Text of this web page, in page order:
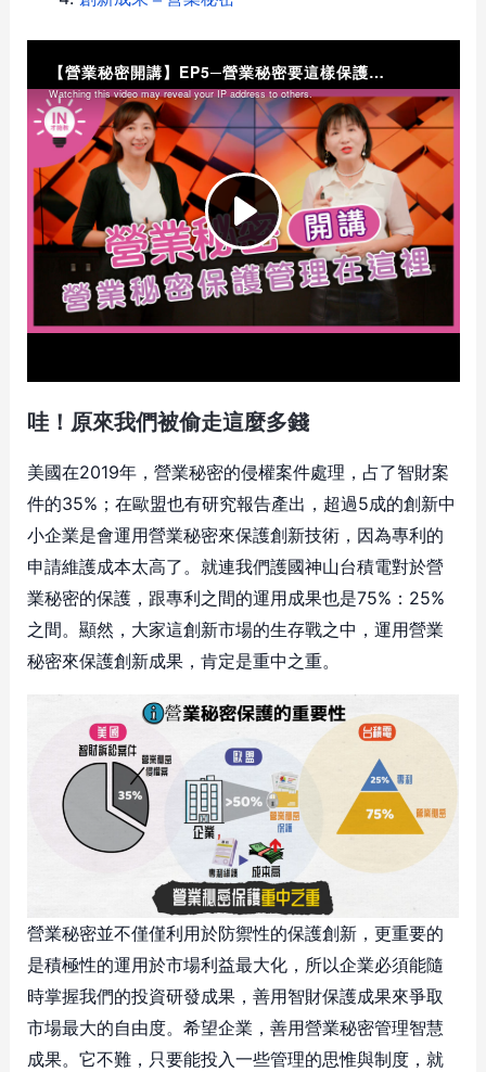
哇！原來我們被偷走這麼多錢
美國在2019年，營業秘密的侵權案件處理，占了智財案
件的35%；在歐盟也有研究報告產出，超過5成的創新中
小企業是會運用營業秘密來保護創新技術，因為專利的
申請維護成本太高了。就連我們護國神山台積電對於營
業秘密的保護，跟專利之間的運用成果也是75%：25%
之間。顯然，大家這創新市場的生存戰之中，運用營業
秘密來保護創新成果，肯定是重中之重。
營業秘密並不僅僅利用於防禦性的保護創新，更重要的
是積極性的運用於市場利益最大化，所以企業必須能隨
時掌握我們的投資研發成果，善用智財保護成果來爭取
市場最大的自由度。希望企業，善用營業秘密管理智慧
成果。它不難，只要能投入一些管理的思惟與制度，就